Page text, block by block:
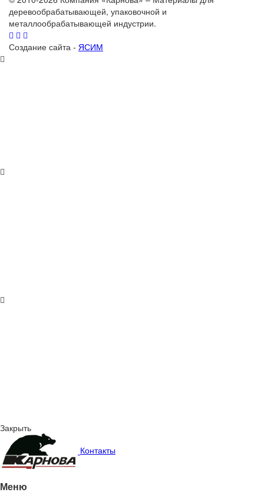
деревообрабатывающей, упаковочной и
металлообрабатывающей индустрии.
Создание сайта - ЯСИМ
Закрыть
Контакты
Меню